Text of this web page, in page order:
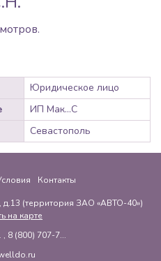
Юридическое лицо
ИП Мак...С
Севастополь
Контакты
д.13 (территория ЗАО «АВТО-40»)
на карте
, 8 (800) 707-7...